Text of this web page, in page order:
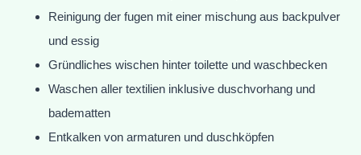
Reinigung der fugen mit einer mischung aus backpulver
und essig
Gründliches wischen hinter toilette und waschbecken
Waschen aller textilien inklusive duschvorhang und
badematten
Entkalken von armaturen und duschköpfen